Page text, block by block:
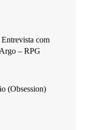
com
– RPG
(Obsession)